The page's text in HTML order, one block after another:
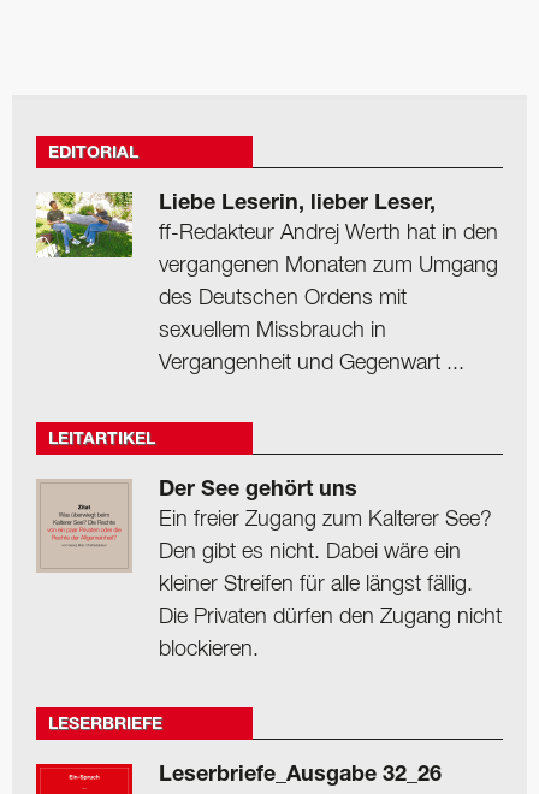
EDITORIAL
Liebe Leserin, lieber Leser,
ff-Redakteur Andrej Werth hat in den
vergangenen Monaten zum Umgang
des Deutschen Ordens mit
sexuellem Missbrauch in
Vergangenheit und Gegenwart ...
LEITARTIKEL
Der See gehört uns
Ein freier Zugang zum Kalterer See?
Den gibt es nicht. Dabei wäre ein
kleiner Streifen für alle längst fällig.
Die Privaten dürfen den Zugang nicht
blockieren.
LESERBRIEFE
Leserbriefe_Ausgabe 32_26